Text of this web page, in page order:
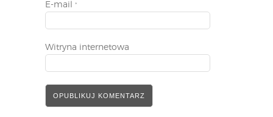
E-mail *
Witryna internetowa